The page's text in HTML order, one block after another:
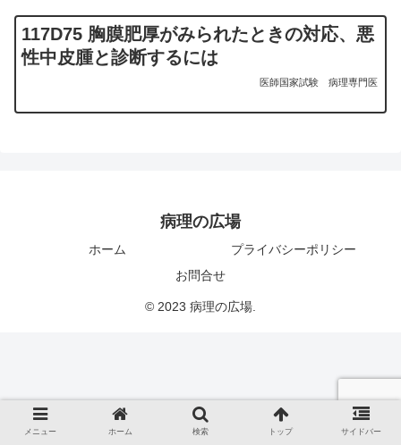
117D75 胸膜肥厚がみられたときの対応、悪
性中皮腫と診断するには
医師国家試験 病理専門医
病理の広場
ホーム
プライバシーポリシー
お問合せ
© 2023 病理の広場.
メニュー ホーム 検索 トップ サイドバー